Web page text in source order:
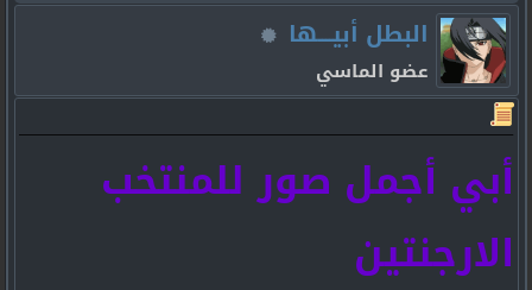
البطل أبيــــها
عضو الماسي
أبي أجمل صور للمنتخب
الارجنتين